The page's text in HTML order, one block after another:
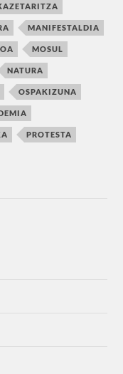
MANIFESTALDIA
MOSUL
NATURA
OSPAKIZUNA
PROTESTA